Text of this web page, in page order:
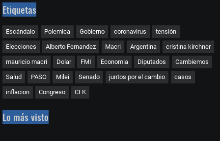
Etiquetas
Escándalo Polemica Gobierno coronavirus tensión
Elecciones Alberto Fernandez Macri Argentina cristina kirchner
mauricio macri Dolar FMI Economia Diputados Cambiemos
Salud PASO Milei Senado juntos por el cambio casos
inflacion Congreso CFK
Lo más visto